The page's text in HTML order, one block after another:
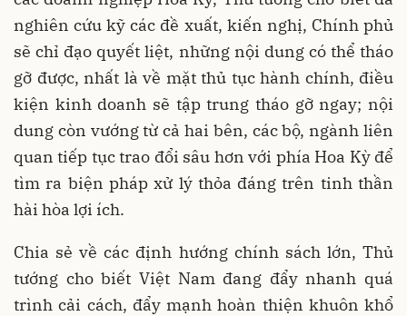
nghiên cứu kỹ các đề xuất, kiến nghị, Chính phủ
sẽ chỉ đạo quyết liệt, những nội dung có thể tháo
gỡ được, nhất là về mặt thủ tục hành chính, điều
kiện kinh doanh sẽ tập trung tháo gỡ ngay; nội
dung còn vướng từ cả hai bên, các bộ, ngành liên
quan tiếp tục trao đổi sâu hơn với phía Hoa Kỳ để
tìm ra biện pháp xử lý thỏa đáng trên tinh thần
hài hòa lợi ích.
Chia sẻ về các định hướng chính sách lớn, Thủ
tướng cho biết Việt Nam đang đẩy nhanh quá
trình cải cách, đẩy mạnh hoàn thiện khuôn khổ